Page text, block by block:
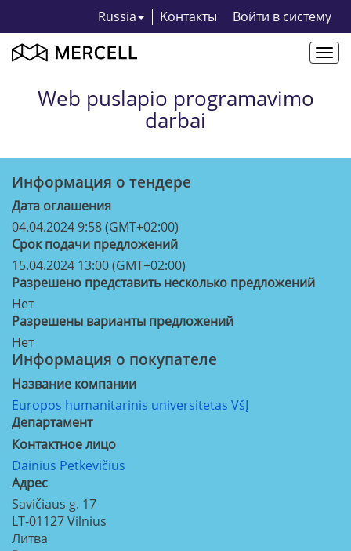
Russia Kонтакты Bойти в систему
Web puslapio programavimo
darbai
Информация о тендерe
Дата оглашения
04.04.2024 9:58 (GMT+02:00)
Срок подачи предложений
15.04.2024 13:00 (GMT+02:00)
Разрешено представить несколько предложений
Нет
Разрешены варианты предложений
Нет
Информация о покупателе
Название компании
Europos humanitarinis universitetas VšĮ
Департамент
Контактное лицо
Dainius Petkevičius
Aдрес
Savičiaus g. 17
LT-01127Vilnius
Литва